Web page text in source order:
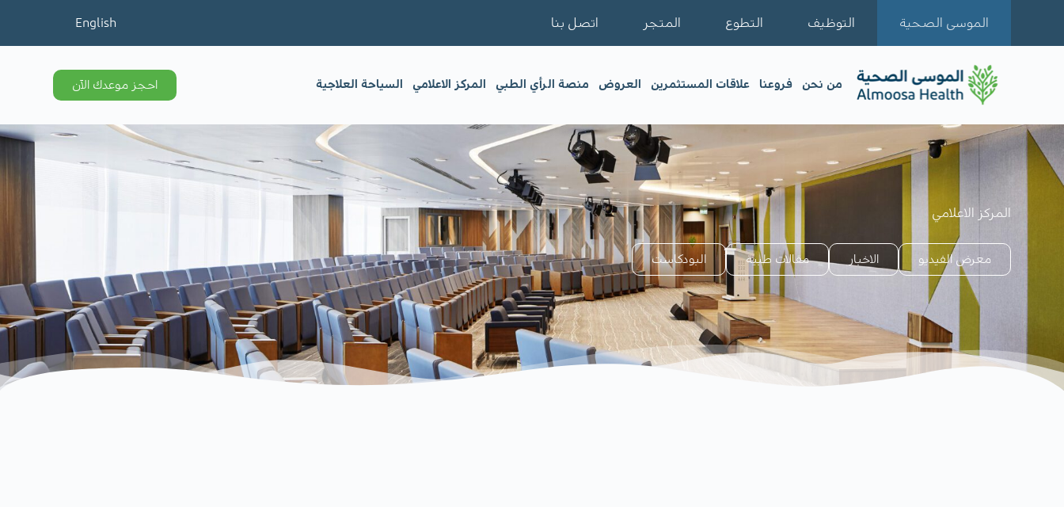
الموسى الصحية التوظيف التطوع المتجر اتصل بنا English
من نحن فروعنا علاقات المستثمرين العروض منصة الرأي الطبي المركز الاعلامي السياحة العلاجية احجز موعدك الآن
المركز الاعلامي
معرض الفيديو​ الاخبار مقالات طبية​ البودكاست